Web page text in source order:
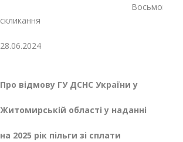
Восьмого
скликання
28.06.2024
Про відмову ГУ ДСНС України у
Житомирській області у наданні
на 2025 рік пільги зі сплати